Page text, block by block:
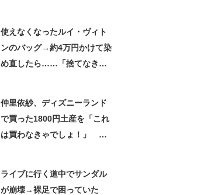
使えなくなったルイ・ヴィト
ンのバッグ→約4万円かけて染
め直したら……「捨てなきゃ
仲里依紗、ディズニーランド
で買った1800円土産を「これ
は買わなきゃでしょ！」
ライブに行く道中でサンダル
が崩壊→裸足で困っていた